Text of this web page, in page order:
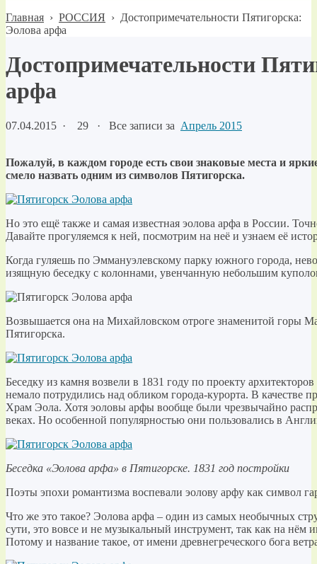
Главная › РОССИЯ › Достопримечательности Пятигорска:
Эолова арфа
Достопримечательности
арфа
07.04.2015 · 29 · Все записи за Апрель 2015
Пожалуй, в каждом городе есть свои знаковые места и
смело назвать одним из символов Пятигорска.
Но это ещё также и самая известная эолова арфа в России.
Давайте прогуляемся к ней, посмотрим на неё и узнаем её
Когда гуляешь по Эммануэлевскому парку южного города,
изящную беседку с колоннами, увенчанную небольшим
Возвышается она на Михайловском отроге знаменитой горы
Пятигорска.
Беседку из камня возвели в 1831 году по проекту
немало потрудились над обликом города-курорта. В качестве
Храм Эола. Хотя эоловы арфы вообще были чрезвычайно
веках. Но особенной популярностью они пользовались в
Беседка «Эолова арфа» в Пятигорске. 1831 год постройки
Поэты эпохи романтизма воспевали эолову арфу как символ
Что же это такое? Эолова арфа – один из самых необычных
сути, это вовсе и не музыкальный инструмент, так как на нём
Потому и название такое, от имени древнегреческого бога